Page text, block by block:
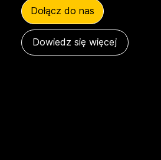
Dołącz do nas
Dowiedz się więcej